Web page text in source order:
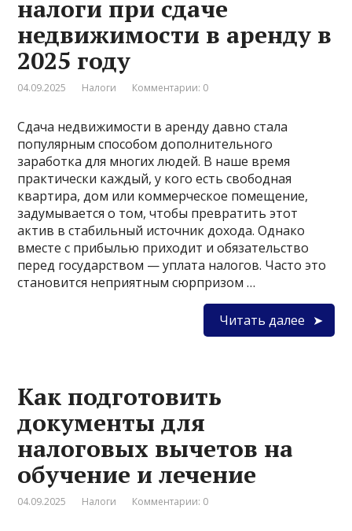
налоги при сдаче
недвижимости в аренду в
2025 году
04.09.2025 Налоги Комментарии: 0
Сдача недвижимости в аренду давно стала
популярным способом дополнительного
заработка для многих людей. В наше время
практически каждый, у кого есть свободная
квартира, дом или коммерческое помещение,
задумывается о том, чтобы превратить этот
актив в стабильный источник дохода. Однако
вместе с прибылью приходит и обязательство
перед государством — уплата налогов. Часто это
становится неприятным сюрпризом …
Читать далее
Как подготовить
документы для
налоговых вычетов на
обучение и лечение
04.09.2025 Налоги Комментарии: 0